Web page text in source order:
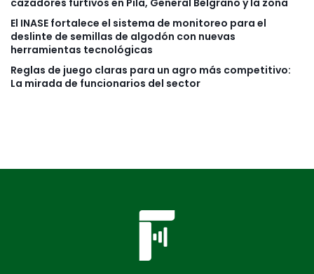
cazadores furtivos en Pila, General Belgrano y la zona
El INASE fortalece el sistema de monitoreo para el
deslinte de semillas de algodón con nuevas
herramientas tecnológicas
Reglas de juego claras para un agro más competitivo:
La mirada de funcionarios del sector